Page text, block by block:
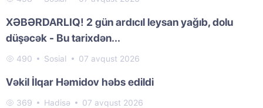
XƏBƏRDARLIQ! 2 gün ardıcıl leysan yağıb, dolu
düşəcək - Bu tarixdən...
490 Sosial 07 avqust 2026
Vəkil İlqar Həmidov həbs edildi
369 Hadisə 07 avqust 2026